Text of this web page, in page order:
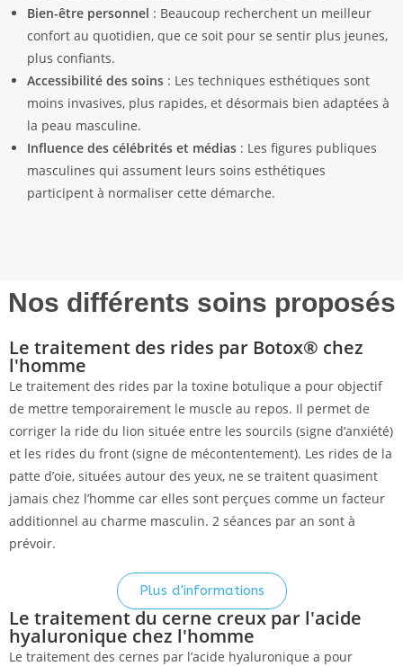
Bien-être personnel : Beaucoup recherchent un meilleur
confort au quotidien, que ce soit pour se sentir plus jeunes,
plus confiants.
Accessibilité des soins : Les techniques esthétiques sont
moins invasives, plus rapides, et désormais bien adaptées à
la peau masculine.
Influence des célébrités et médias : Les figures publiques
masculines qui assument leurs soins esthétiques
participent à normaliser cette démarche.
Nos différents soins proposés
Le traitement des rides par Botox® chez
l'homme
Le traitement des rides par la toxine botulique a pour objectif
de mettre temporairement le muscle au repos. Il permet de
corriger la ride du lion située entre les sourcils (signe d’anxiété)
et les rides du front (signe de mécontentement). Les rides de la
patte d’oie, situées autour des yeux, ne se traitent quasiment
jamais chez l’homme car elles sont perçues comme un facteur
additionnel au charme masculin. 2 séances par an sont à
prévoir.
Plus d'informations
Le traitement du cerne creux par l'acide
hyaluronique chez l'homme
Le traitement des cernes par l’acide hyaluronique a pour